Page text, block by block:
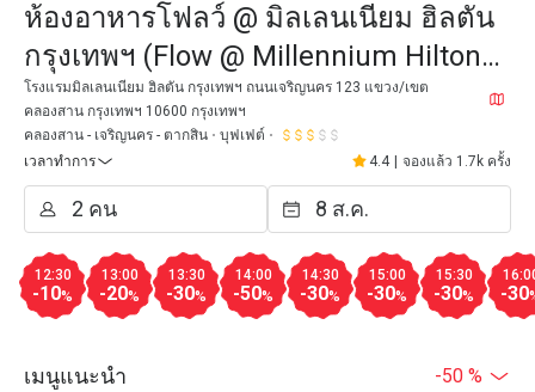
ห้องอาหารโฟลว์ @ มิลเลนเนียม ฮิลตัน
กรุงเทพฯ (Flow @ Millennium Hilton
Bangkok)
โรงแรมมิลเลนเนียม ฮิลตัน กรุงเทพฯ ถนนเจริญนคร 123 แขวง/เขต
คลองสาน กรุงเทพฯ 10600 กรุงเทพฯ
คลองสาน - เจริญนคร - ตากสิน
บุฟเฟต์
เวลาทำการ
4.4 จองแล้ว 1.7k ครั้ง
12:30
-10%
13:00
-20%
13:30
-30%
14:00
-50%
14:30
-30%
15:00
-30%
15:30
-30% -30
เมนูแนะนำ -50 %